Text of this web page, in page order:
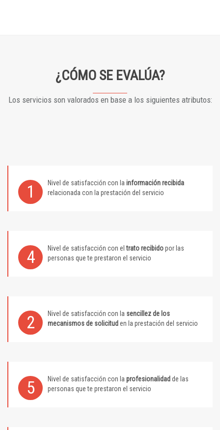
¿CÓMO SE EVALÚA?
Los servicios son valorados en base a los siguientes atributos:
1 Nivel de satisfacción con la información recibida
relacionada con la prestación del servicio
4 Nivel de satisfacción con eltrato recibidopor las
personas que te prestaron el servicio
2 Nivel de satisfacción con la sencillez de los
mecanismos de solicitud en la prestación del servicio
5 Nivel de satisfacción con la profesionalidad de las
personas que te prestaron el servicio